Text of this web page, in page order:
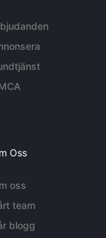
Oss
oss
team
blogg